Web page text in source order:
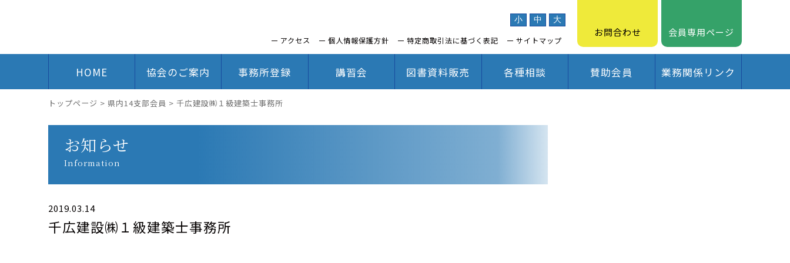
小 中 大
アクセス 個人情報保護方針 特定商取引法に基づく表記 サイトマップ
お問合わせ 会員専用ページ
HOME 協会のご案内 事務所登録 講習会 図書資料販売 各種相談 賛助会員 業務関係リンク
トップページ > 県内14支部会員 > 千広建設㈱１級建築士事務所
お知らせ
Information
2019.03.14
千広建設㈱１級建築士事務所